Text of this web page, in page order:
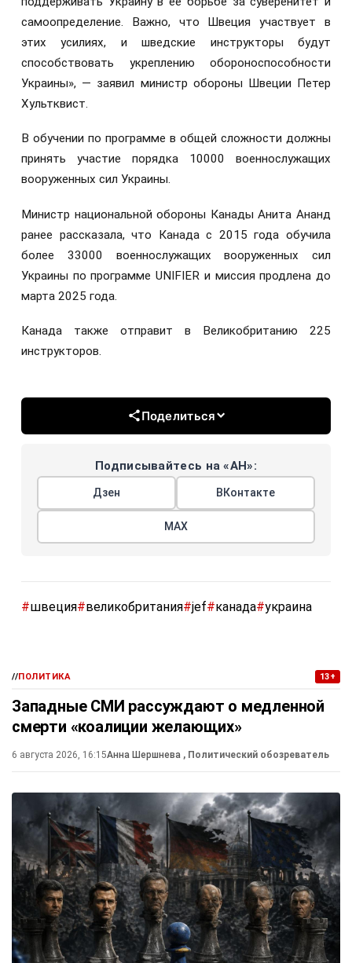
самоопределение. Важно, что Швеция участвует в
этих усилиях, и шведские инструкторы будут
способствовать укреплению обороноспособности
Украины», — заявил министр обороны Швеции Петер
Хультквист.
В обучении по программе в общей сложности должны
принять участие порядка 10000 военнослужащих
вооруженных сил Украины.
Министр национальной обороны Канады Анита Ананд
ранее рассказала, что Канада с 2015 года обучила
более 33000 военнослужащих вооруженных сил
Украины по программе UNIFIER и миссия продлена до
марта 2025 года.
Канада также отправит в Великобританию 225
инструкторов.
Поделиться
Подписывайтесь на «АН»:
Дзен ВКонтакте
МАХ
#швеция#великобритания#jef#канада#украина
//ПОЛИТИКА 13+
Западные СМИ рассуждают о медленной
смерти «коалиции желающих»
6 августа 2026, 16:15Анна Шершнева , Политический обозреватель